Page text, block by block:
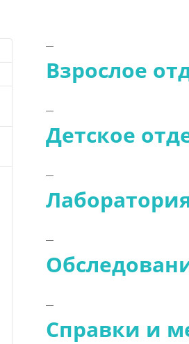
Взрослое
Детское
Справки и